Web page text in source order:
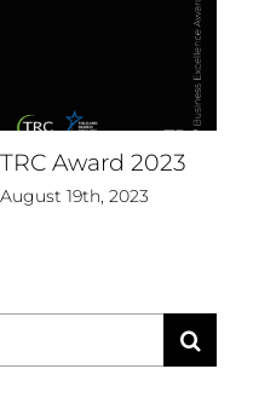
TRC Award 2023
August 19th, 2023